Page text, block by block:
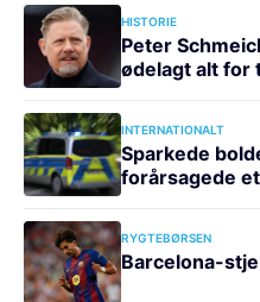
HISTORIE
Peter
ødelagt alt for
INTERNATIONALT
Sparkede
forårsagede
RYGTEBØRSEN
Barcelona-